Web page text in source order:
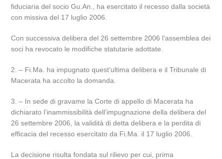
fiduciaria del socio Gu.An., ha esercitato il recesso dalla società
con missiva del 17 luglio 2006.
Con successiva delibera del 26 settembre 2006 l’assemblea dei
soci ha revocato le modifiche statutarie adottate.
2. – Fi.Ma. ha impugnato quest’ultima delibera e il Tribunale di
Macerata ha accolto la domanda.
3. – In sede di gravame la Corte di appello di Macerata ha
dichiarato l’inammissibilità dell’impugnazione della delibera del
26 settembre 2006, la validità di detta delibera e la perdita di
efficacia del recesso esercitato da Fi.Ma. il 17 luglio 2006.
La decisione risulta fondata sul rilievo per cui, prima